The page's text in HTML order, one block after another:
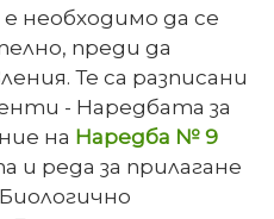
необходимо да се
преди да
Те са разписани
- Наредбата за
на Наредба № 9
и реда за прилагане